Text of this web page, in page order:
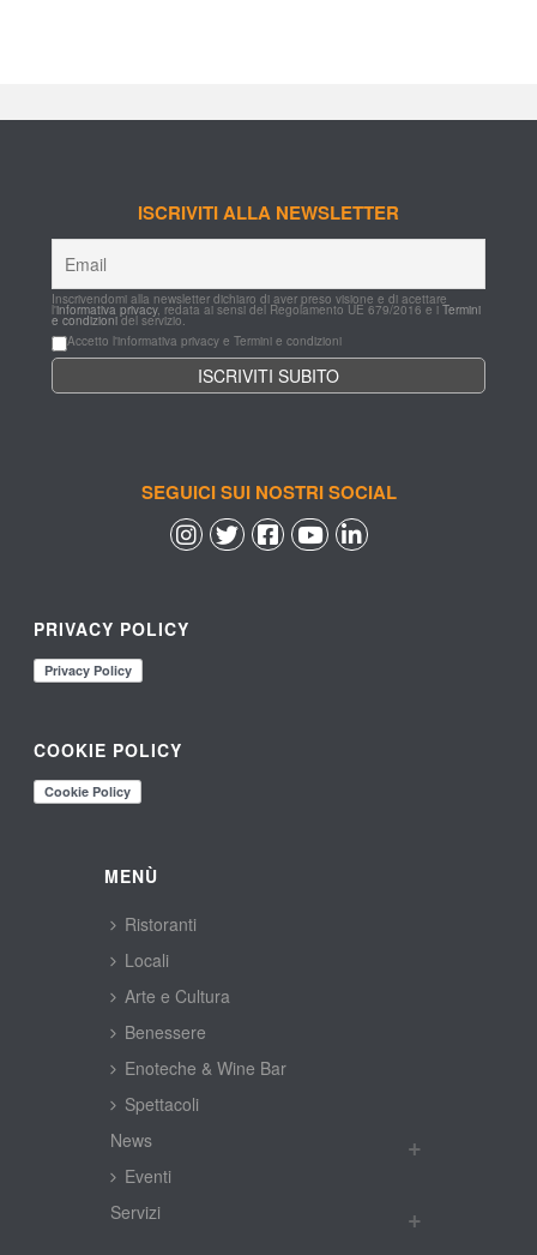
ISCRIVITI ALLA NEWSLETTER
Inscrivendomi alla newsletter dichiaro di aver preso visione e di acettare
l'informativa privacy, redata ai sensi del Regolamento UE 679/2016 e i Termini
e condizioni del servizio.
Accetto l'informativa privacy e Termini e condizioni
SEGUICI SUI NOSTRI SOCIAL
PRIVACY POLICY
COOKIE POLICY
MENÙ
Ristoranti
Locali
Arte e Cultura
Benessere
Enoteche & Wine Bar
Spettacoli
New
Eventi
Servizi